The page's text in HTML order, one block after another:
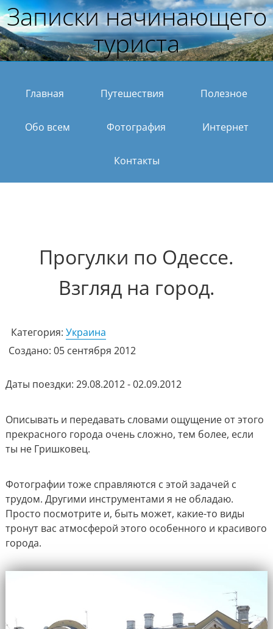
Записки начинающего
туриста
Главная Путешествия Полезное
Обо всем Фотография Интернет
Контакты
Прогулки по Одессе.
Взгляд на город.
Категория: Украина
Создано: 05 сентября 2012
Даты поездки: 29.08.2012 - 02.09.2012
Описывать и передавать словами ощущение от этого
прекрасного города очень сложно, тем более, если
ты не Гришковец.
Фотографии тоже справляются с этой задачей с
трудом. Другими инструментами я не обладаю.
Просто посмотрите и, быть может, какие-то виды
тронут вас атмосферой этого особенного и красивого
города.